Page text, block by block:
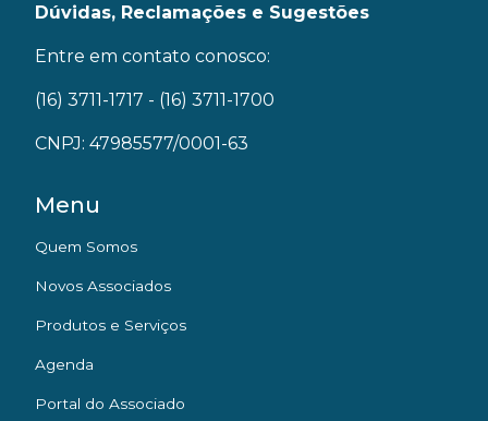
Dúvidas, Reclamações e Sugestões
Entre em contato conosco:
(16) 3711-1717 - (16) 3711-1700
CNPJ: 47985577/0001-63
Menu
Quem Somos
Novos Associados
Produtos e Serviços
Agenda
Portal do Associado